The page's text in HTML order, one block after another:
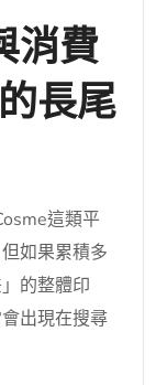
消費
長尾
這類平
如果累積多
的整體印
出現在搜尋